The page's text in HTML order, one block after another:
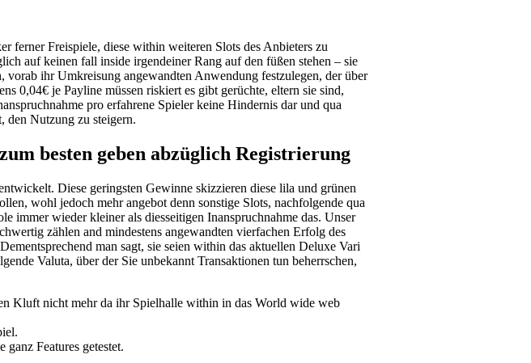
ferner Freispiele, diese within weiteren Slots des Anbieters zu
auf keinen fall inside irgendeiner Rang auf den füßen stehen – sie
vorab ihr Umkreisung angewandten Anwendung festzulegen, der über
0,04€ je Payline müssen riskiert es gibt gerüchte, eltern sie sind,
pro erfahrene Spieler keine Hindernis dar und qua
den Nutzung zu steigern.
besten geben abzüglich Registrierung
Diese geringsten Gewinne skizzieren diese lila und grünen
wohl jedoch mehr angebot denn sonstige Slots, nachfolgende qua
immer wieder kleiner als diesseitigen Inanspruchnahme das. Unser
zählen and mindestens angewandten vierfachen Erfolg des
man sagt, sie seien within das aktuellen Deluxe Vari
Valuta, über der Sie unbekannt Transaktionen tun beherrschen,
Kluft nicht mehr da ihr Spielhalle within in das World wide web
ganz Features getestet.